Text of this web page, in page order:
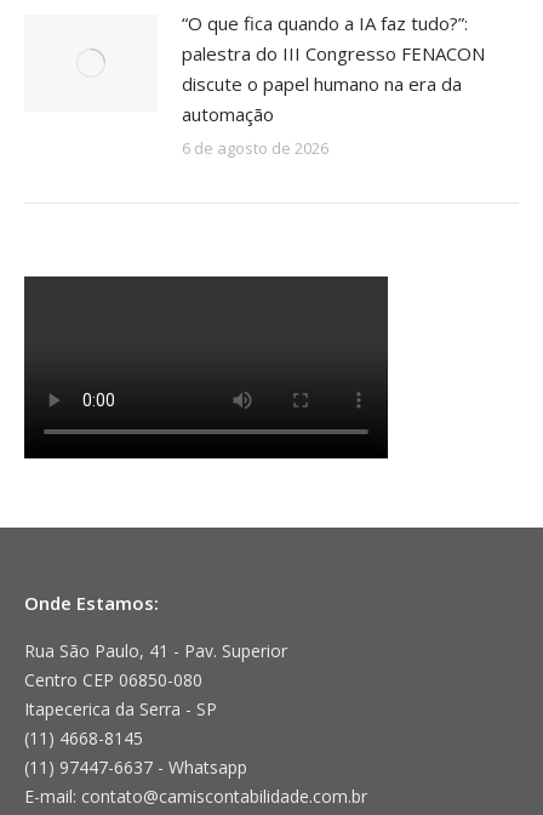
“O que fica quando a IA faz tudo?”:
palestra do III Congresso FENACON
discute o papel humano na era da
automação
6 de agosto de 2026
Onde Estamos:
Rua São Paulo, 41 - Pav. Superior
Centro CEP 06850-080
Itapecerica da Serra - SP
(11) 4668-8145
(11) 97447-6637 - Whatsapp
E-mail: contato@camiscontabilidade.com.br